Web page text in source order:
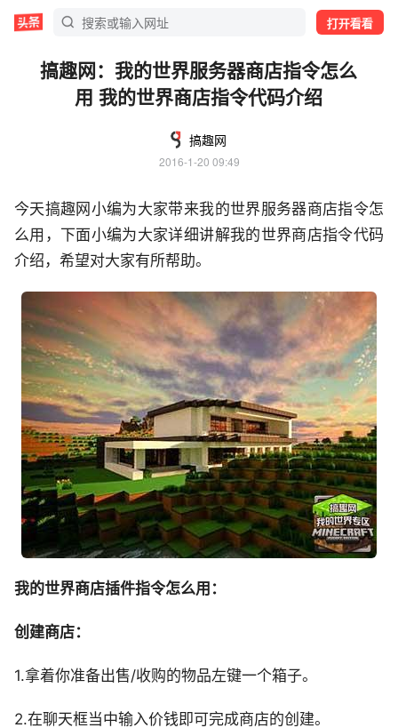
打开看看
搞趣网：我的世界服务器商店指令怎么
用 我的世界商店指令代码介绍
搞趣网
2016-1-20 09:49
今天搞趣网小编为大家带来我的世界服务器商店指令怎
么用，下面小编为大家详细讲解我的世界商店指令代码
介绍，希望对大家有所帮助。
我的世界商店插件指令怎么用：
创建商店：
1.拿着你准备出售/收购的物品左键一个箱子。
2.在聊天框当中输入价钱即可完成商店的创建。